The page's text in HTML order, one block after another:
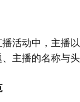
活动中，主播
主播的名称与